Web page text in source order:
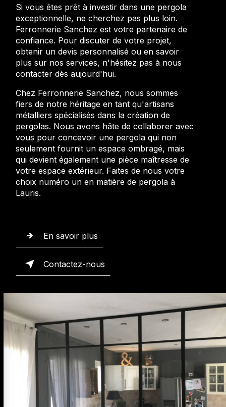
Si vous êtes prêt à investir dans une pergola
exceptionnelle, ne cherchez pas plus loin.
Ferronnerie Sanchez est votre partenaire de
confiance. Pour discuter de votre projet,
obtenir un devis personnalisé ou en savoir
plus sur nos services, n'hésitez pas à nous
contacter dès aujourd'hui.
Chez Ferronnerie Sanchez, nous sommes
fiers de notre héritage en tant qu'artisans
métalliers spécialisés dans la création de
pergolas. Nous avons hâte de collaborer avec
vous pour concevoir une pergola qui non
seulement fournit un espace ombragé, mais
qui devient également une pièce maîtresse de
votre espace extérieur. Faites de nous votre
choix numéro un en matière de pergola à
Lauris.
En savoir plus
Contactez-nous